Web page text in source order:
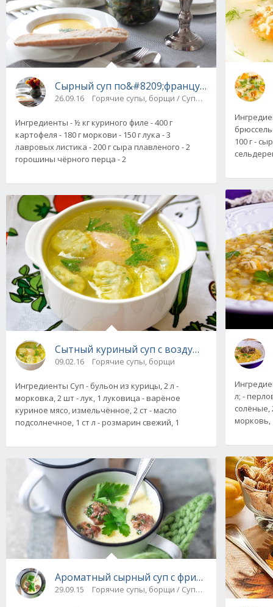
Сырный суп по&#8209;французски с курицей
26.09.16 Горячие супы, борщи / Супы-пюре
Ингредиенты - ½ кг куриного филе - 400 г
картофеля - 180 г моркови - 150 г лука - 3
лавровых листика - 200 г сыра плавленого - 2
горошины чёрного перца - 2
Сытный куриный суп с воздушными
09.02.16 Горячие супы, борщи
Ингредиенты Суп - бульон из курицы, 2 л -
морковка, 2 шт - лук, 1 луковица - варёное
куриное мясо, измельчённое, 2 ст - масло
подсолнечное, 1 ст л - розмарин свежий, 1
Ароматный сырный суп с фрикадельками
29.09.15 Горячие супы, борщи / Супы-пюре
100 г -
л; -
солёные,
морковь,